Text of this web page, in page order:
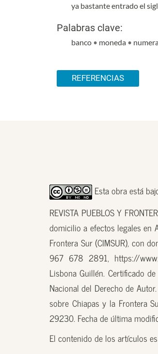
ya bastante entrado el
Palabras clave:
banco • moneda •
REFERENCIAS
Esta obra está
REVISTA PUEBLOS Y
domicilio a efectos legales en
Frontera Sur (CIMSUR), con
967 678 2891, https://
Lisbona Guillén. Certificado
Nacional del Derecho de
sobre Chiapas y la Frontera
29230. Fecha de última
El contenido de los artículos